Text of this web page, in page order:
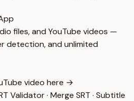
files, and YouTube videos —
detection, and unlimited
video here →
Validator· Merge SRT · Subtitle